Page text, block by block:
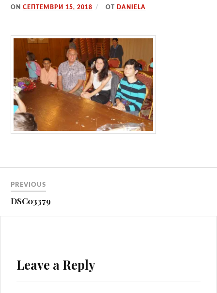
ONСЕПТЕМВРИ 15, 2018 ОТ DANIELA
PREVIOUS
DSC03379
Leave a Reply